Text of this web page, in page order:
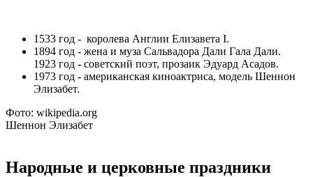
1533 год - королева Англии Елизавета I.
1894 год - жена и муза Сальвадора Дали Гала Дали.
1923 год - советский поэт, прозаик Эдуард Асадов.
1973 год - американская киноактриса, модель Шеннон
Элизабет.
Фото: wikipedia.org
Шеннон Элизабет
Народные и церковные праздники